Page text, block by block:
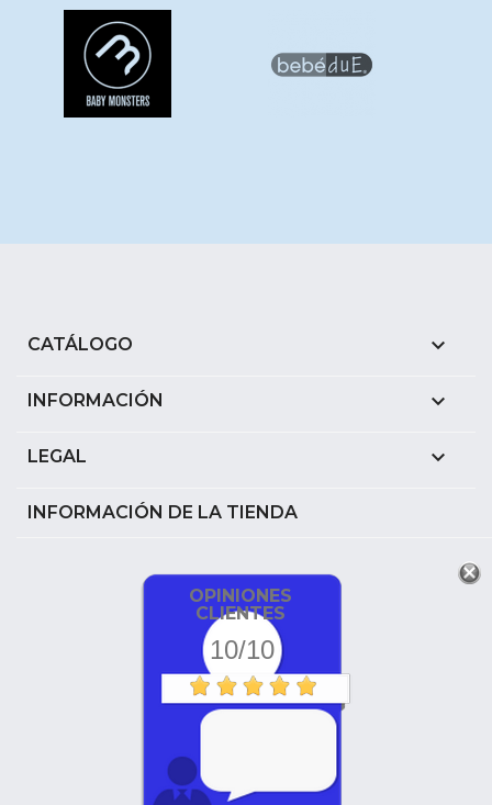
CATÁLOGO 
INFORMACIÓN 
LEGAL 
INFORMACIÓN DE LA TIENDA
OPINIONES
CLIENTES
10/10